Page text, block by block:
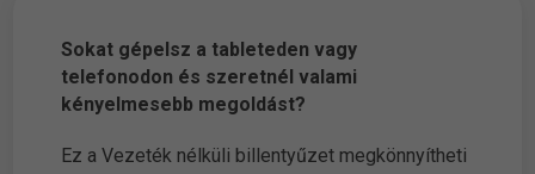
Sokat gépelsz a tableteden vagy
telefonodon és szeretnél valami
kényelmesebb megoldást?
Ez a Vezeték nélküli billentyűzet megkönnyítheti